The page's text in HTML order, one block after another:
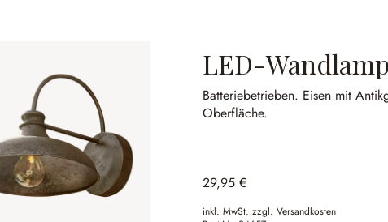
LED-
Batteriebetrieben. Eisen mit
Oberfläche.
29,95 €
inkl. MwSt. zzgl. Versandkosten